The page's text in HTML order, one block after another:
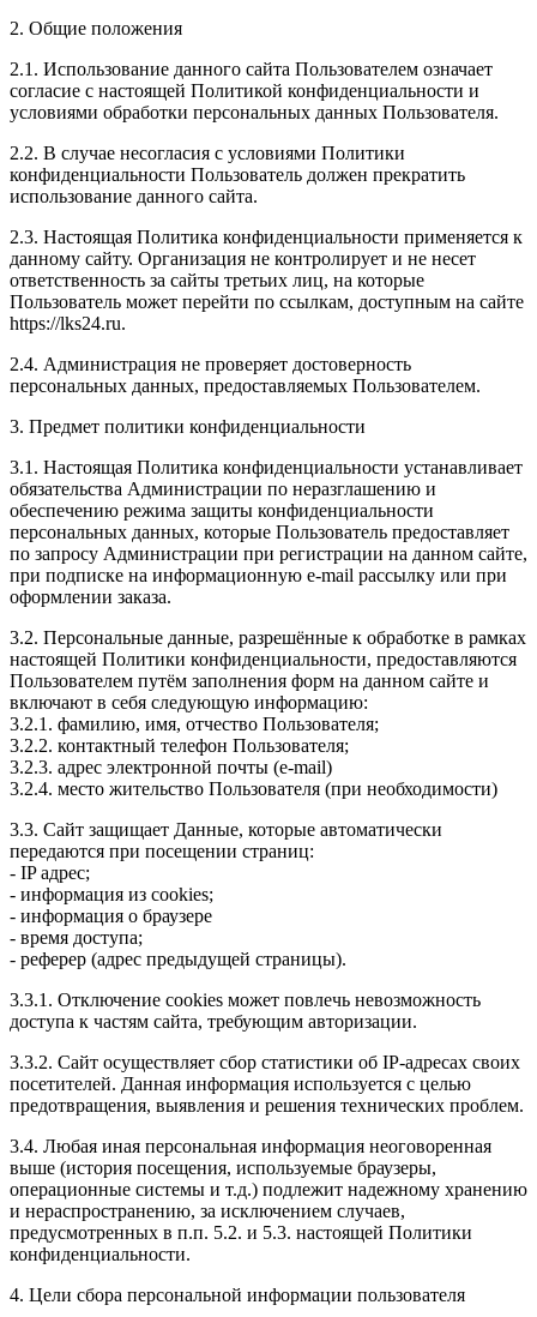
2. Общие положения
2.1. Использование данного сайта Пользователем означает
согласие с настоящей Политикой конфиденциальности и
условиями обработки персональных данных Пользователя.
2.2. В случае несогласия с условиями Политики
конфиденциальности Пользователь должен прекратить
использование данного сайта.
2.3. Настоящая Политика конфиденциальности применяется к
данному сайту. Организация не контролирует и не несет
ответственность за сайты третьих лиц, на которые
Пользователь может перейти по ссылкам, доступным на сайте
https://lks24.ru.
2.4. Администрация не проверяет достоверность
персональных данных, предоставляемых Пользователем.
3. Предмет политики конфиденциальности
3.1. Настоящая Политика конфиденциальности устанавливает
обязательства Администрации по неразглашению и
обеспечению режима защиты конфиденциальности
персональных данных, которые Пользователь предоставляет
по запросу Администрации при регистрации на данном сайте,
при подписке на информационную e-mail рассылку или при
оформлении заказа.
3.2. Персональные данные, разрешённые к обработке в рамках
настоящей Политики конфиденциальности, предоставляются
Пользователем путём заполнения форм на данном сайте и
включают в себя следующую информацию:
3.2.1. фамилию, имя, отчество Пользователя;
3.2.2. контактный телефон Пользователя;
3.2.3. адрес электронной почты (e-mail)
3.2.4. место жительство Пользователя (при необходимости)
3.3. Сайт защищает Данные, которые автоматически
передаются при посещении страниц:
- IP адрес;
- информация из cookies;
- информация о браузере
- время доступа;
- реферер (адрес предыдущей страницы).
3.3.1. Отключение cookies может повлечь невозможность
доступа к частям сайта, требующим авторизации.
3.3.2. Сайт осуществляет сбор статистики об IP-адресах своих
посетителей. Данная информация используется с целью
предотвращения, выявления и решения технических проблем.
3.4. Любая иная персональная информация неоговоренная
выше (история посещения, используемые браузеры,
операционные системы и т.д.) подлежит надежному хранению
и нераспространению, за исключением случаев,
предусмотренных в п.п. 5.2. и 5.3. настоящей Политики
конфиденциальности.
4. Цели сбора персональной информации пользователя